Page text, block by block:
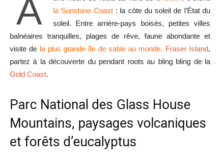
À
la Sunshine Coast: la côte du soleil de l’État du
soleil. Entre arrière-pays boisés, petites villes
balnéaires tranquilles, plages de rêve, faune abondante et
visite de la plus grande île de sable au monde, Fraser Island,
partez à la découverte du pendant roots au bling bling de la
Gold Coast.
Parc National des Glass House
Mountains, paysages volcaniques
et forêts d’eucalyptus